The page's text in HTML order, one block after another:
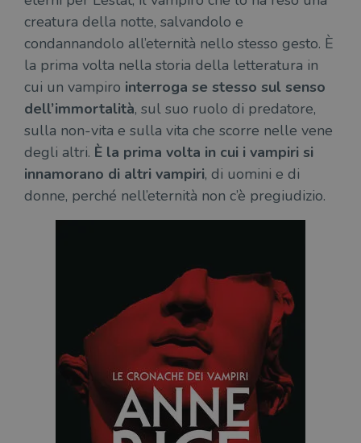
creatura della notte, salvandolo e
condannandolo all’eternità nello stesso gesto. È
la prima volta nella storia della letteratura in
cui un vampiro interroga se stesso sul senso
dell’immortalità, sul suo ruolo di predatore,
sulla non-vita e sulla vita che scorre nelle vene
degli altri. È la prima volta in cui i vampiri si
innamorano di altri vampiri, di uomini e di
donne, perché nell’eternità non c’è pregiudizio.